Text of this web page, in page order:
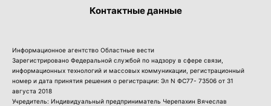
Контактные данные
Информационное агентство Областные вести
Зарегистрировано Федеральной службой по надзору в сфере связи,
информационных технологий и массовых коммуникации, регистрационный
номер и дата принятия решения о регистрации: Эл N ФС77- 73506 от 31
августа 2018
Учредитель: Индивидуальный предприниматель Черепахин Вячеслав